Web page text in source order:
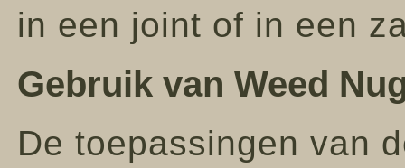
in een joint of in een
Gebruik van Weed
De toepassingen van